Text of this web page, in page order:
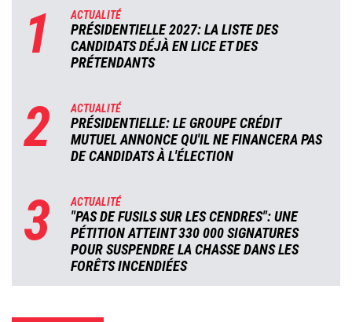
1 ACTUALITÉ
PRÉSIDENTIELLE 2027: LA LISTE DES
CANDIDATS DÉJÀ EN LICE ET DES
PRÉTENDANTS
2 ACTUALITÉ
PRÉSIDENTIELLE: LE GROUPE CRÉDIT
MUTUEL ANNONCE QU'IL NE FINANCERA PAS
DE CANDIDATS À L'ÉLECTION
3 ACTUALITÉ
"PAS DE FUSILS SUR LES CENDRES": UNE
PÉTITION ATTEINT 330 000 SIGNATURES
POUR SUSPENDRE LA CHASSE DANS LES
FORÊTS INCENDIÉES